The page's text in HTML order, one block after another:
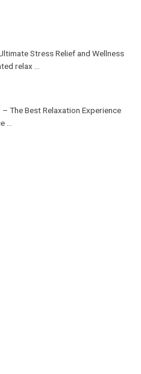
Stress Relief and Wellness
relax ...
The Best Relaxation Experience
...